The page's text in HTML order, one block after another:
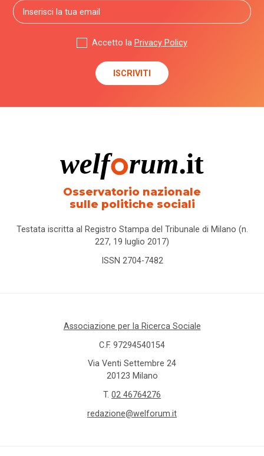
Accetto la Privacy Policy
Osservatorio nazionale
sulle politiche sociali
Testata iscritta al Registro Stampa del Tribunale di Milano (n.
227, 19 luglio 2017)
ISSN 2704-7482
Associazione per la Ricerca Sociale
C.F. 97294540154
Via Venti Settembre 24
20123 Milano
T. 02 46764276
redazione@welforum.it